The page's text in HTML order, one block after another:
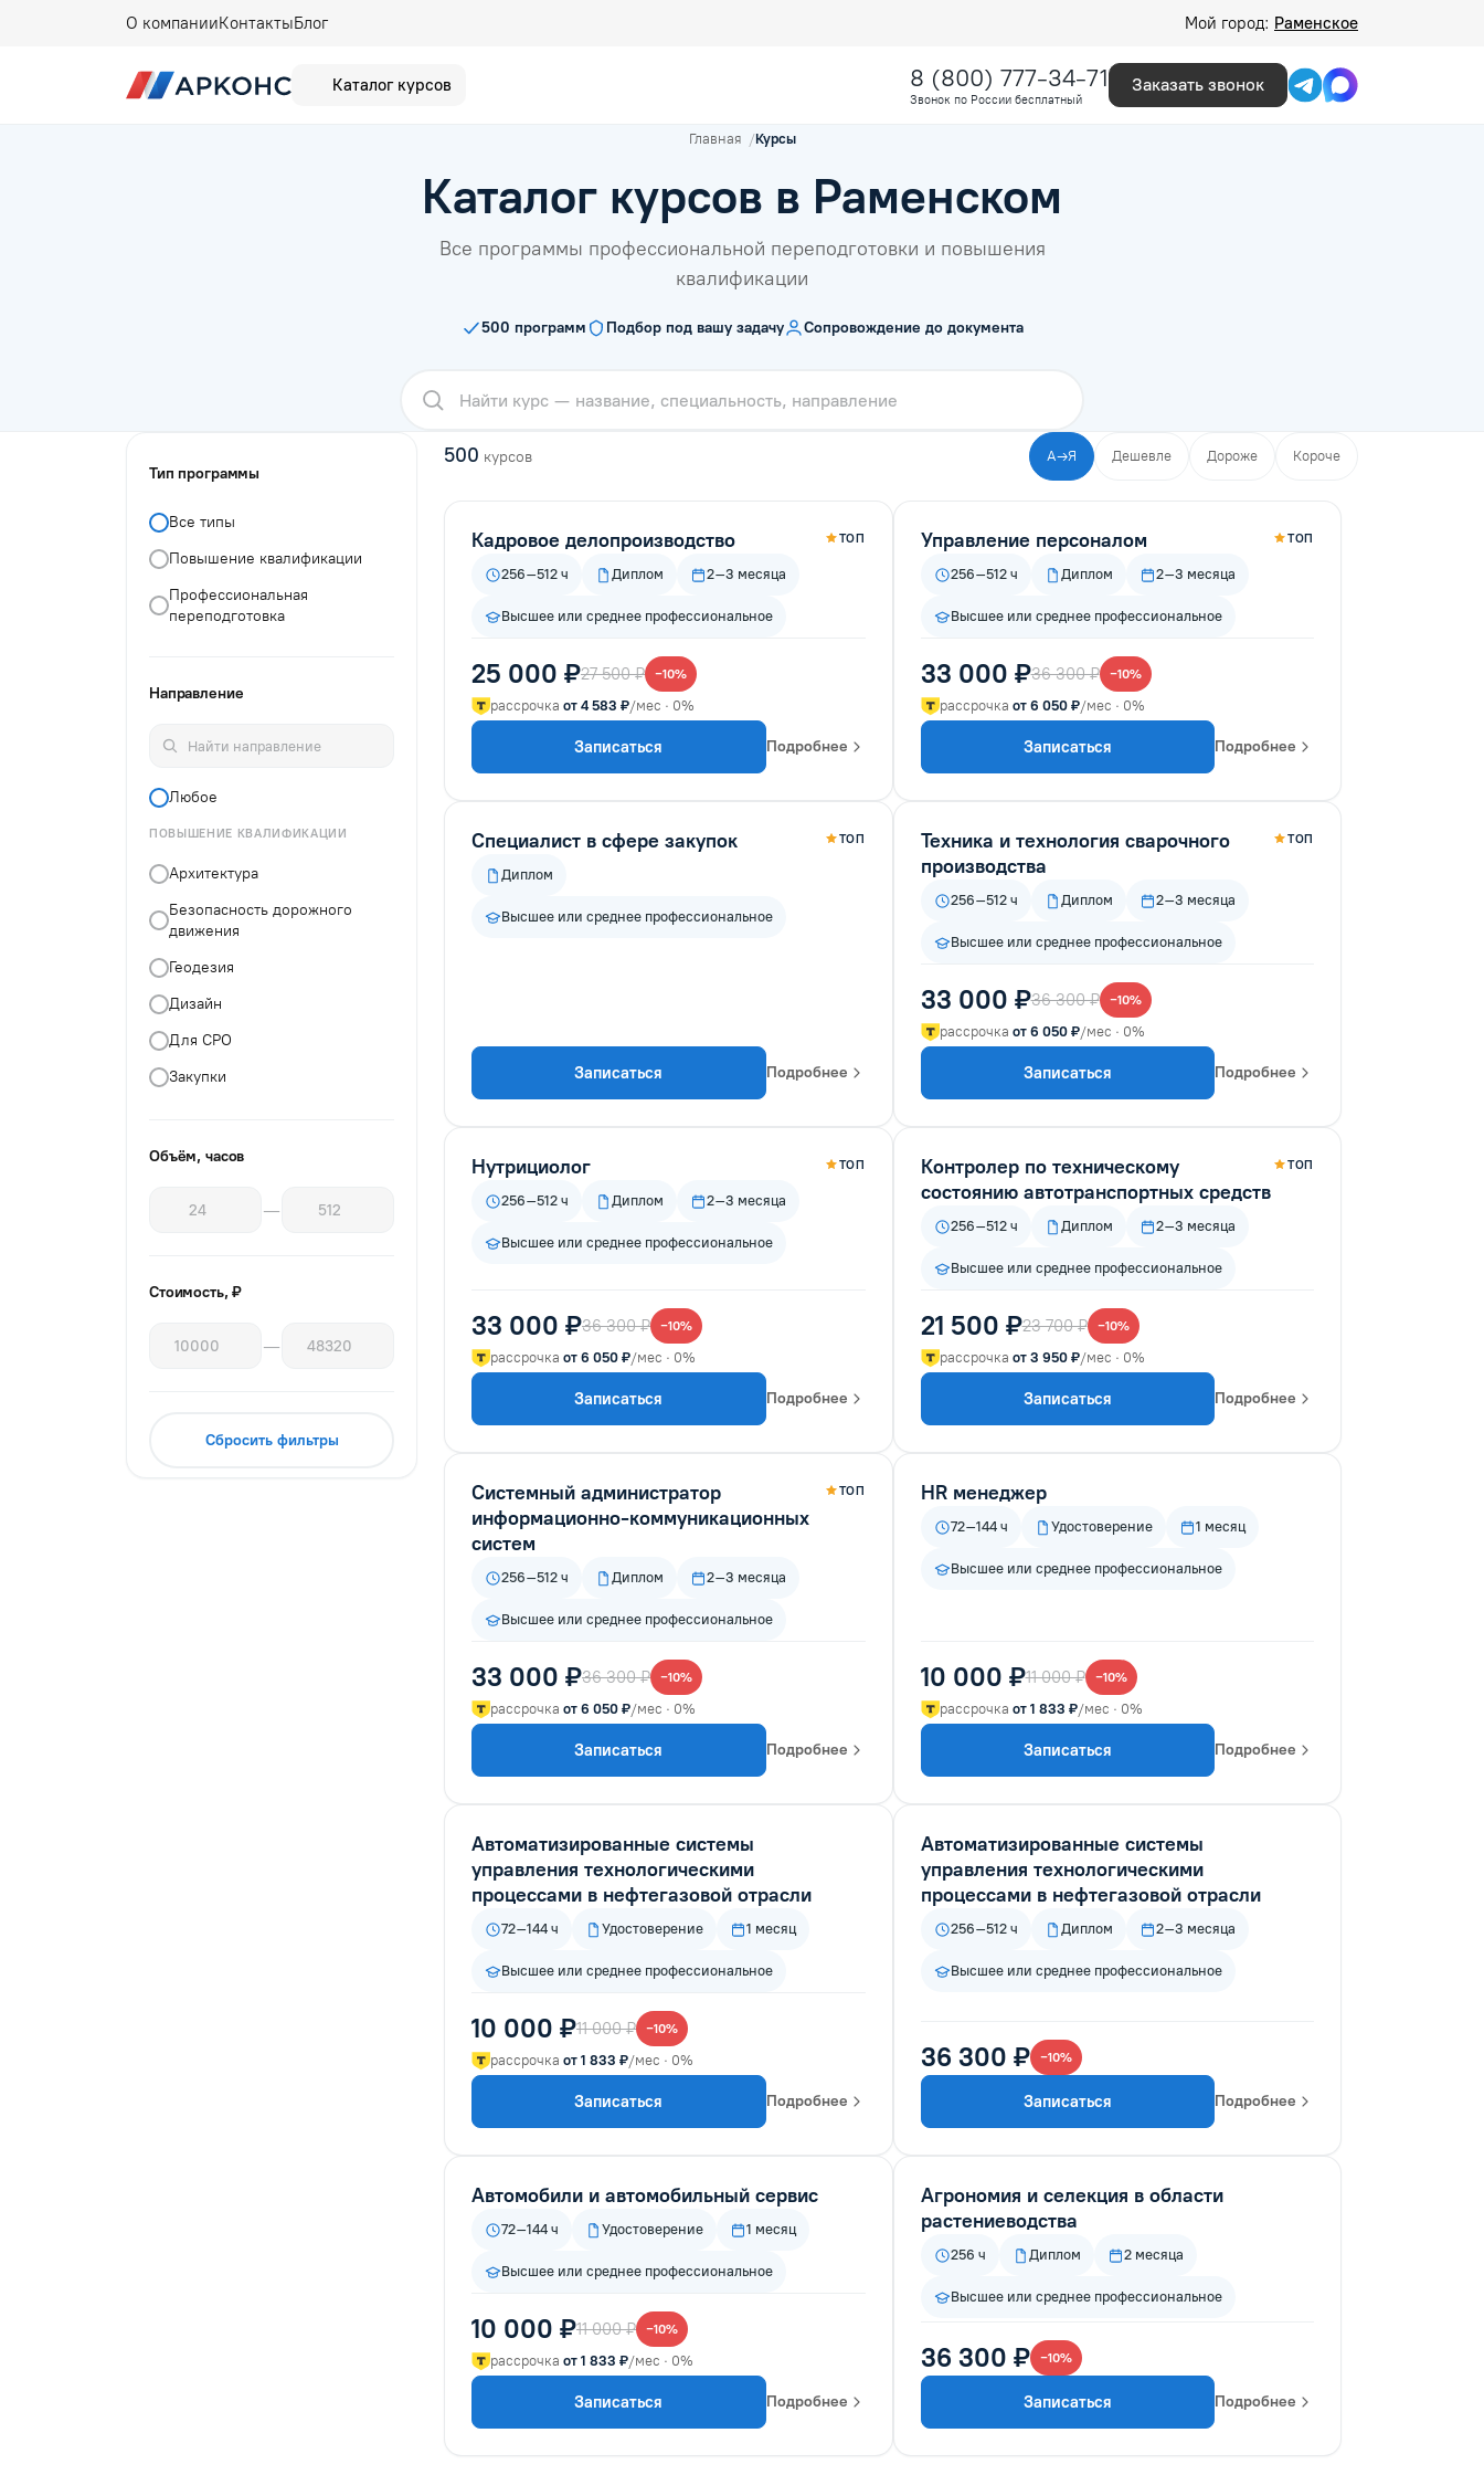
О компанииКонтактыБлог Мой город: Раменское
Каталог курсов 8 (800) 777-34-71
Звонок по России бесплатный
Заказать звонок
Главная Курсы
Каталог курсов в Раменском
Все программы профессиональной переподготовки и повышения
квалификации
500 программ Подбор под вашу задачу Сопровождение до документа
Тип программы
Все типы
Повышение квалификации
Профессиональная
переподготовка
Направление
Любое
ПОВЫШЕНИЕ КВАЛИФИКАЦИИ
Архитектура
Безопасность дорожного
движения
Геодезия
Дизайн
Для СРО
Закупки
Инженерные изыскания для
Инженеры проектировщики
Кадровое делопроизводство
Ландшафтный дизайн
Нефтегазовое дело
Объём, часов
—
Стоимость, ₽
—
Сбросить фильтры
500 курсов А→Я Дешевле Дороже Короче
Кадровое делопроизводство ТОП
256–512 ч Диплом 2–3 месяца
Высшее или среднее профессиональное
25 000 ₽27 500 ₽ −10%
рассрочка от 4 583 ₽/мес · 0%
Записаться Подробнее
Управление персоналом ТОП
256–512 ч Диплом 2–3 месяца
Высшее или среднее профессиональное
33 000 ₽36 300 ₽ −10%
рассрочка от 6 050 ₽/мес · 0%
Записаться Подробнее
Специалист в сфере закупок ТОП
Диплом
Высшее или среднее профессиональное
Записаться Подробнее
Техника и технология сварочного
производства
ТОП
256–512 ч Диплом 2–3 месяца
Высшее или среднее профессиональное
33 000 ₽36 300 ₽ −10%
рассрочка от 6 050 ₽/мес · 0%
Записаться Подробнее
Нутрициолог ТОП
256–512 ч Диплом 2–3 месяца
Высшее или среднее профессиональное
33 000 ₽36 300 ₽ −10%
рассрочка от 6 050 ₽/мес · 0%
Записаться Подробнее
Контролер по техническому
состоянию автотранспортных средств
ТОП
256–512 ч Диплом 2–3 месяца
Высшее или среднее профессиональное
21 500 ₽23 700 ₽ −10%
рассрочка от 3 950 ₽/мес · 0%
Записаться Подробнее
Системный администратор
информационно-коммуникационных
систем
ТОП
256–512 ч Диплом 2–3 месяца
Высшее или среднее профессиональное
33 000 ₽36 300 ₽ −10%
рассрочка от 6 050 ₽/мес · 0%
Записаться Подробнее
HR менеджер
72–144 ч Удостоверение 1 месяц
Высшее или среднее профессиональное
10 000 ₽11 000 ₽ −10%
рассрочка от 1 833 ₽/мес · 0%
Записаться Подробнее
Автоматизированные системы
управления технологическими
процессами в нефтегазовой отрасли
72–144 ч Удостоверение 1 месяц
Высшее или среднее профессиональное
10 000 ₽11 000 ₽ −10%
рассрочка от 1 833 ₽/мес · 0%
Записаться Подробнее
Автоматизированные системы
управления технологическими
процессами в нефтегазовой отрасли
256–512 ч Диплом 2–3 месяца
Высшее или среднее профессиональное
36 300 ₽ −10%
Записаться Подробнее
Автомобили и автомобильный сервис
72–144 ч Удостоверение 1 месяц
Высшее или среднее профессиональное
10 000 ₽11 000 ₽ −10%
рассрочка от 1 833 ₽/мес · 0%
Записаться Подробнее
Агрономия и селекция в области
растениеводства
256 ч Диплом 2 месяца
Высшее или среднее профессиональное
36 300 ₽ −10%
Записаться Подробнее